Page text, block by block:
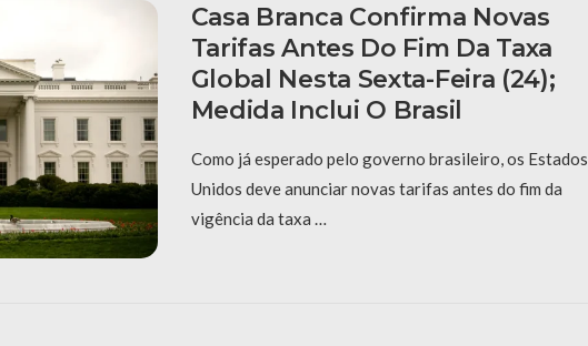
Casa Branca Confirma Novas
Tarifas Antes Do Fim Da Taxa
Global Nesta Sexta-Feira (24);
Medida Inclui O Brasil
Como já esperado pelo governo brasileiro, os Estados
Unidos deve anunciar novas tarifas antes do fim da
vigência da taxa …